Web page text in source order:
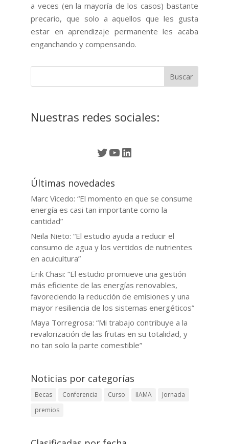
a veces (en la mayoría de los casos) bastante
precario, que solo a aquellos que les gusta
estar en aprendizaje permanente les acaba
enganchando y compensando.
Nuestras redes sociales:
Twitter
YouTube
LinkedIn
Últimas novedades
Marc Vicedo: “El momento en que se consume
energía es casi tan importante como la
cantidad”
Neila Nieto: “El estudio ayuda a reducir el
consumo de agua y los vertidos de nutrientes
en acuicultura”
Erik Chasi: “El estudio promueve una gestión
más eficiente de las energías renovables,
favoreciendo la reducción de emisiones y una
mayor resiliencia de los sistemas energéticos”
Maya Torregrosa: “Mi trabajo contribuye a la
revalorización de las frutas en su totalidad, y
no tan solo la parte comestible”
Noticias por categorías
Becas Conferencia Curso IIAMA
Jornada
premios